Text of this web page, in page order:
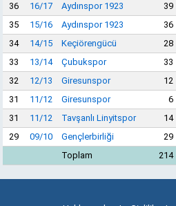
36
16/17 Aydınspor 1923 39
35
15/16 Aydınspor 1923 36
34
14/15 Keçiörengücü 28
33
13/14 Çubukspor 33
32
12/13 Giresunspor 12
31
11/12 Giresunspor 6
31
11/12 Tavşanlı Linyitspor 14
29
09/10 Gençlerbirliği 29
Toplam
214